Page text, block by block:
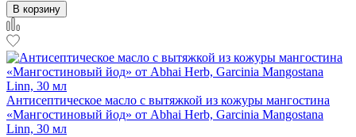
В корзину
Антисептическое масло с вытяжкой из кожуры мангостина
«Мангостиновый йод» от Abhai Herb, Garcinia Mangostana
Linn, 30 мл